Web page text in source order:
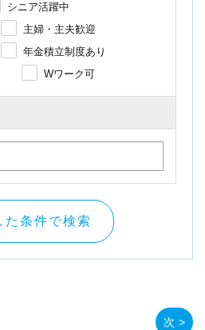
シニア活躍中
主婦・主夫歓迎
年金積立制度あり
Wワーク可
た条件で検索
次